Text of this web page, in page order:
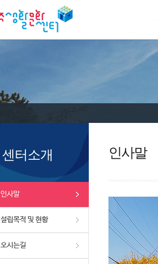
센터소개
인사말
설립목적 및 현황
오시는길
인사말